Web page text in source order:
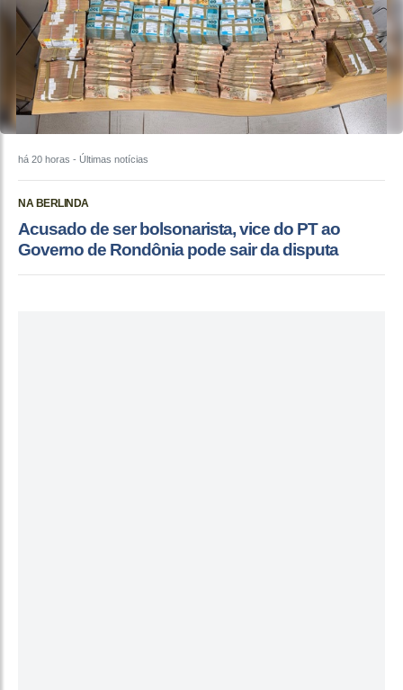
há 20 horas - Últimas notícias
NA BERLINDA
Acusado de ser bolsonarista, vice do PT ao
Governo de Rondônia pode sair da disputa